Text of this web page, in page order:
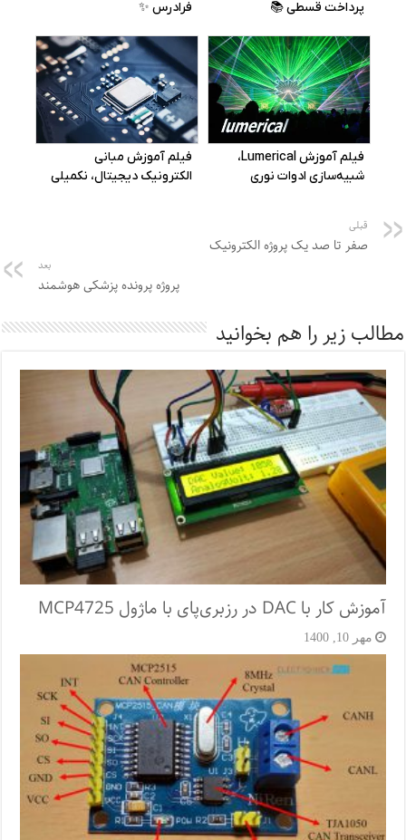
قبلی
صفر تا صد یک پروژه الکترونیک
بعد
پروژه پرونده پزشکی هوشمند
مطالب زیر را هم بخوانید
آموزش کار با DAC در رزبری‌پای با ماژول MCP4725
مهر 10, 1400